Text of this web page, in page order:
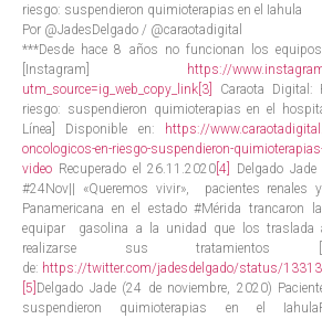
riesgo: suspendieron quimioterapias en el Iahula
Por @JadesDelgado / @caraotadigital
***Desde hace 8 años no funcionan los equipos
[Instagram] https://
utm_source=ig_web_copy_link [3]
Caraota Digital:
riesgo: suspendieron quimioterapias en el
Línea] Disponible en: https://
oncologicos-en-riesgo-suspendieron-
video Recuperado el 26.11.2020 [4]
Delgado
#24Nov|| «Queremos vivir», pacientes renales
Panamericana en el estado #Mérida trancaron
equipar gasolina a la unidad que los traslada
realizarse sus tratamientos
de: https://twitter.com/jadesdelgado/status/
[5] Delgado Jade (24 de noviembre, 2020)
suspendieron quimioterapias en el